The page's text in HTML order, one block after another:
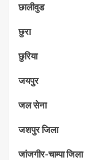
छालीवुड
छुरा
छुरिया
जयपुर
जल सेना
जशपुर जिला
जांजगीर-चाम्पा जिला